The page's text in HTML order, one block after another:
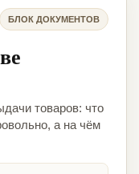
БЛОК ДОКУМЕНТОВ
товаров: что
а на чём